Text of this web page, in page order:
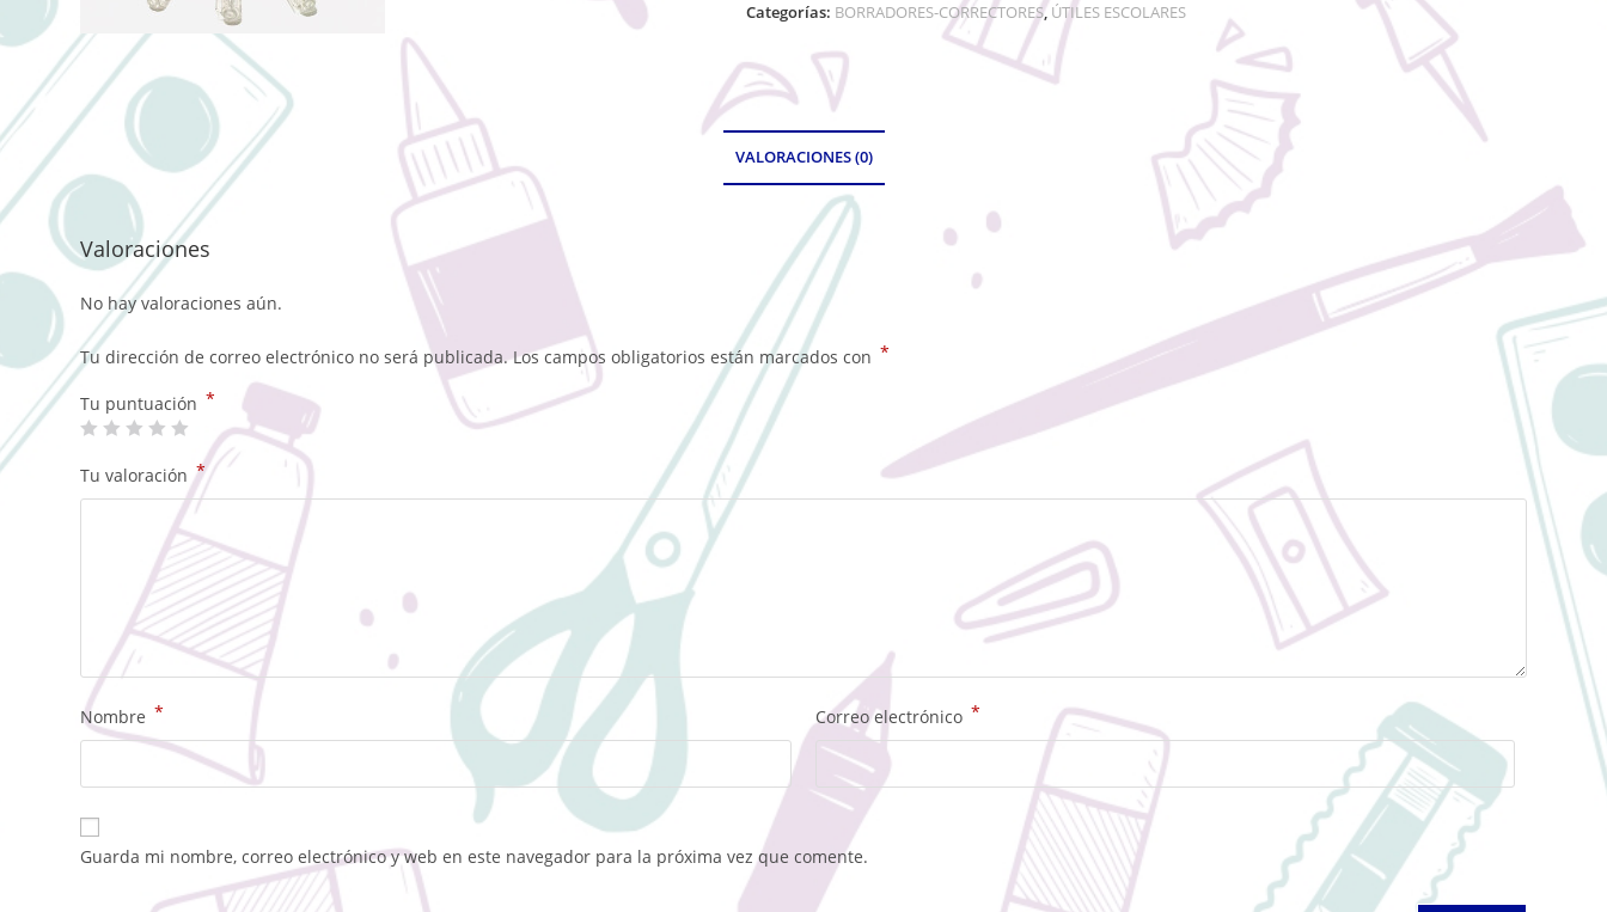
Categorías: BORRADORES-CORRECTORES, ÚTILES ESCOLARES
VALORACIONES (0)
Valoraciones
No hay valoraciones aún.
Tu dirección de correo electrónico no será publicada. Los campos obligatorios están marcados con *
Tu puntuación *
Tu valoración *
Nombre * Correo electrónico *
Guarda mi nombre, correo electrónico y web en este navegador para la próxima vez que comente.